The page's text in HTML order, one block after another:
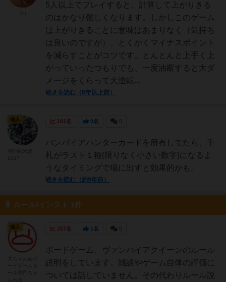
5人以上でプレイすると、計算して上がりきる
のはかなり難しくなります。しかしこのゲーム
は上がりきることに意味はあまりなく（気持ち
は良いのですが）、とくかくマイナスポイント
を減らすことがコツです。とんとんと上手く上
がっていったつもりでも、一度油断すると大ダ
メージをくらって大逆転...
続きを読む（6年以上前）
181名 0名
バンパイアハンターカードを所有してたら、手
札がラスト１種(限りなく小さい数字)になるよ
うなタイミングで場に出すと効果的かも。
続きを読む（約9年前）
仙人
ルール/インスト 1件
257名 1名
ボードゲーム、ヴァンパイアクイーンのルール
説明をしています。雑談やゲーム自体の評価に
ついては話していません。その代わりルール説
仙人